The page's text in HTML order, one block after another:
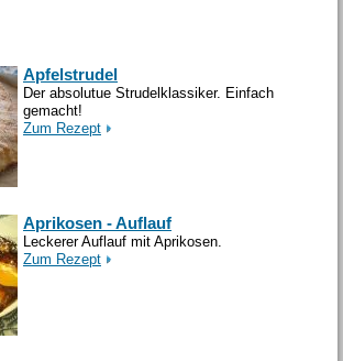
Apfelstrudel
Der absolutue Strudelklassiker. Einfach
gemacht!
Zum Rezept
Aprikosen - Auflauf
Leckerer Auflauf mit Aprikosen.
Zum Rezept